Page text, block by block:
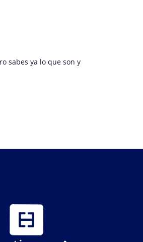
sabes ya lo que son y